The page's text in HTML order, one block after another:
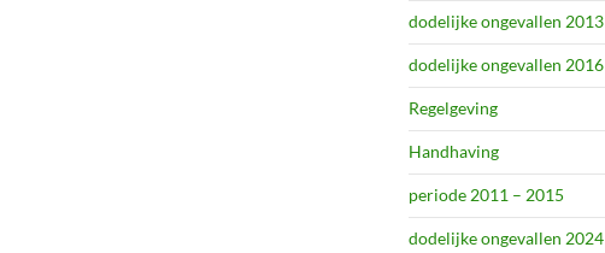
dodelijke ongevallen 2013
dodelijke ongevallen 2016
Regelgeving
Handhaving
periode 2011 – 2015
dodelijke ongevallen 2024